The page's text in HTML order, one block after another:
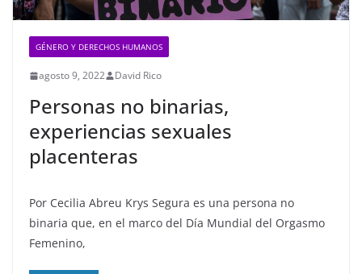
GÉNERO Y DERECHOS HUMANOS
agosto 9, 2022 David Rico
Personas no binarias,
experiencias sexuales
placenteras
Por Cecilia Abreu Krys Segura es una persona no
binaria que, en el marco del Día Mundial del Orgasmo
Femenino,